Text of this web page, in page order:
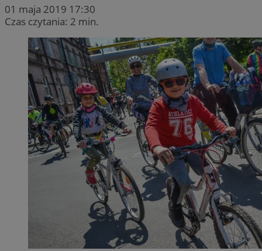
01 maja 2019 17:30
Czas czytania: 2 min.